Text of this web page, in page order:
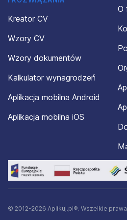
wiadomość drogą elektroniczną na
rodo@silverhand.eu; tradycyjną
zatrudnienia Silverhand lub
SILVERHAND Dominik Matczak –
satysfakcjonujące zatrudnienie
Kreator CV
Wzory CV
Wzory dokumentów
Kalkulator wynagrodzeń
Aplikacja mobilna Android
Aplikacja mobilna iOS
O
© 2012-2026 Aplikuj.pl®. Wszelkie